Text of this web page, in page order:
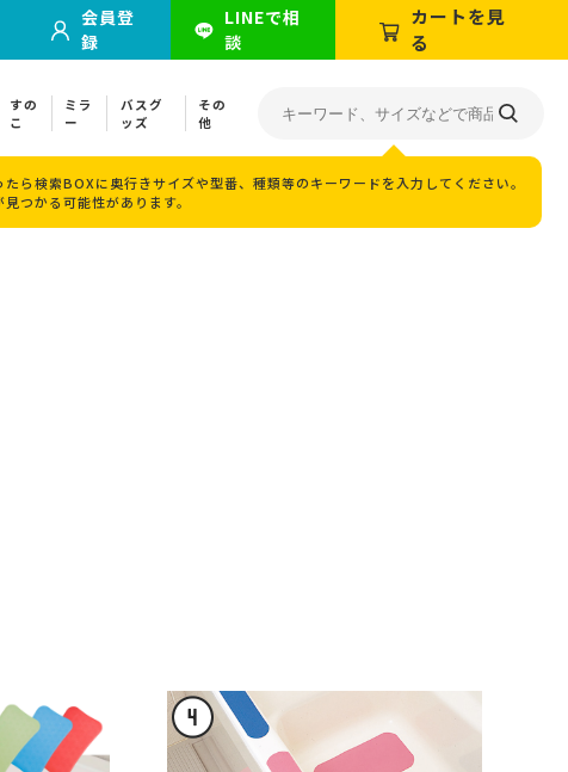
会員登
録
LINEで相
談
カートを見
る
すの
こ
ミラ
ー
バスグ
ッズ
その
他
ら検索BOXに奥行きサイズや型番、種類等のキーワードを入力してください。
つかる可能性があります。